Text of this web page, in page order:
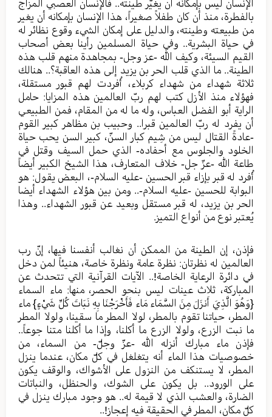
الإنسان ليس بإمكانه أن يغيّر طينته.. فالإنسان العصبي المزاج
بالفطرة، منذ أن كان طفلاً صغيراً، هذا الإنسان بإمكانه أن يغير
من طبيعته وطينته، والدليل على إمكان الشيء وقوع نظائر له
في حياة البشرية.. وفي حياة المسلمين رأينا بعض أصحاب
القيم السيئة، وكيف الله -عز وجل- بمجاهدة منهم قلب هذه
الطينة.. ما الذي قلب الحر بن يزيد إلى هذه العاقبة؟.. هنالك
ثلاثة شهداء من شهداء كربلاء، أُفردت لهم قبور مستقلة،
فهؤلاء منذ الأزل كتب لهم ربّ العالمين هذه المزايا: حامل
الراية أبو الفضل العباس، وله ما له من المقام، فمن الطبيعي
أن يفرد له ربّ العالمين قبرا.. وحبيب بن مظاهر كبير القوم
-عادةً القتال ليس من شِيم كبار السنّ، كبير السن يحب حياة
الخلود والجلوس مع أحفاده- الذي حمل السيف وقتل في
طاعة الله -عزّ جل- خلاف المتعارف، هذا الشيخ الكبير أيضاً
أُفرد له قبر بإزاء قبر الحسين -عليه السلام-، البعض يقول: هو
البوابة للحسين -عليه السلام-.. ومن بين هؤلاء الشهداء أيضا
الحر بن يزيد، له قبر مستقل وبعيد عن قبور الشهداء.. وهذا
يُعتبر نوع من أنواع التميز.
فإذن، إن الطينة من الممكن أن نغالب أنفسنا فيها، إنّ رب
العالمين له نظرتان: نظرة عامة ونظرة خاصة، هنيئاً لمن دخل
في دائرة الرعاية الخاصة!.. الآيات القرآنية التي تتحدث عن
المباركة، ثلاث عينات ليس بنحو الحصر، منها: ماء السماء
{وَهُوَ الَّذِيَ أَنزَلَ مِنَ السَّمَاء مَاء فَأَخْرَجْنَا بِهِ نَبَاتَ كُلِّ شَيْءٍ} ماء
المطر، حياتنا تقوم بالمطر، لولا المطر ما سقينا، ولولا المطر
ما نبت الزرع، ولولا الزرع ما أكلنا، وإذا ما أكلنا متنا جوعاً..
فإذن ماء مبارك أنزله الله -عزّ وجلّ- من السماء، من
خصوصيات هذا الماء أنه يتغلغل في كلّ مكان، عندما ينزل
المطر، لا يستنكف من النزول على الأشواك، والوقف يكون
على الورود.. بل يكون على الشوك، والحنظل، والنباتات
الضارة، والعشب الذي لا قيمة له.. هو وجود مبارك ينزل في
كلّ مكان، المطر في الحقيقة فيه إعجاز!..